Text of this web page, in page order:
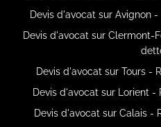
Devis d'avocat sur Avignon
Devis d'avocat sur Clermont-
Devis d'avocat sur Tours -
Devis d'avocat sur Lorient
Devis d'avocat sur Calais -